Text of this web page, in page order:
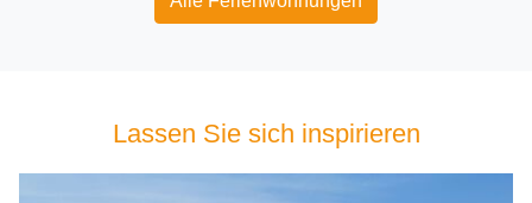
Lassen Sie sich inspirieren